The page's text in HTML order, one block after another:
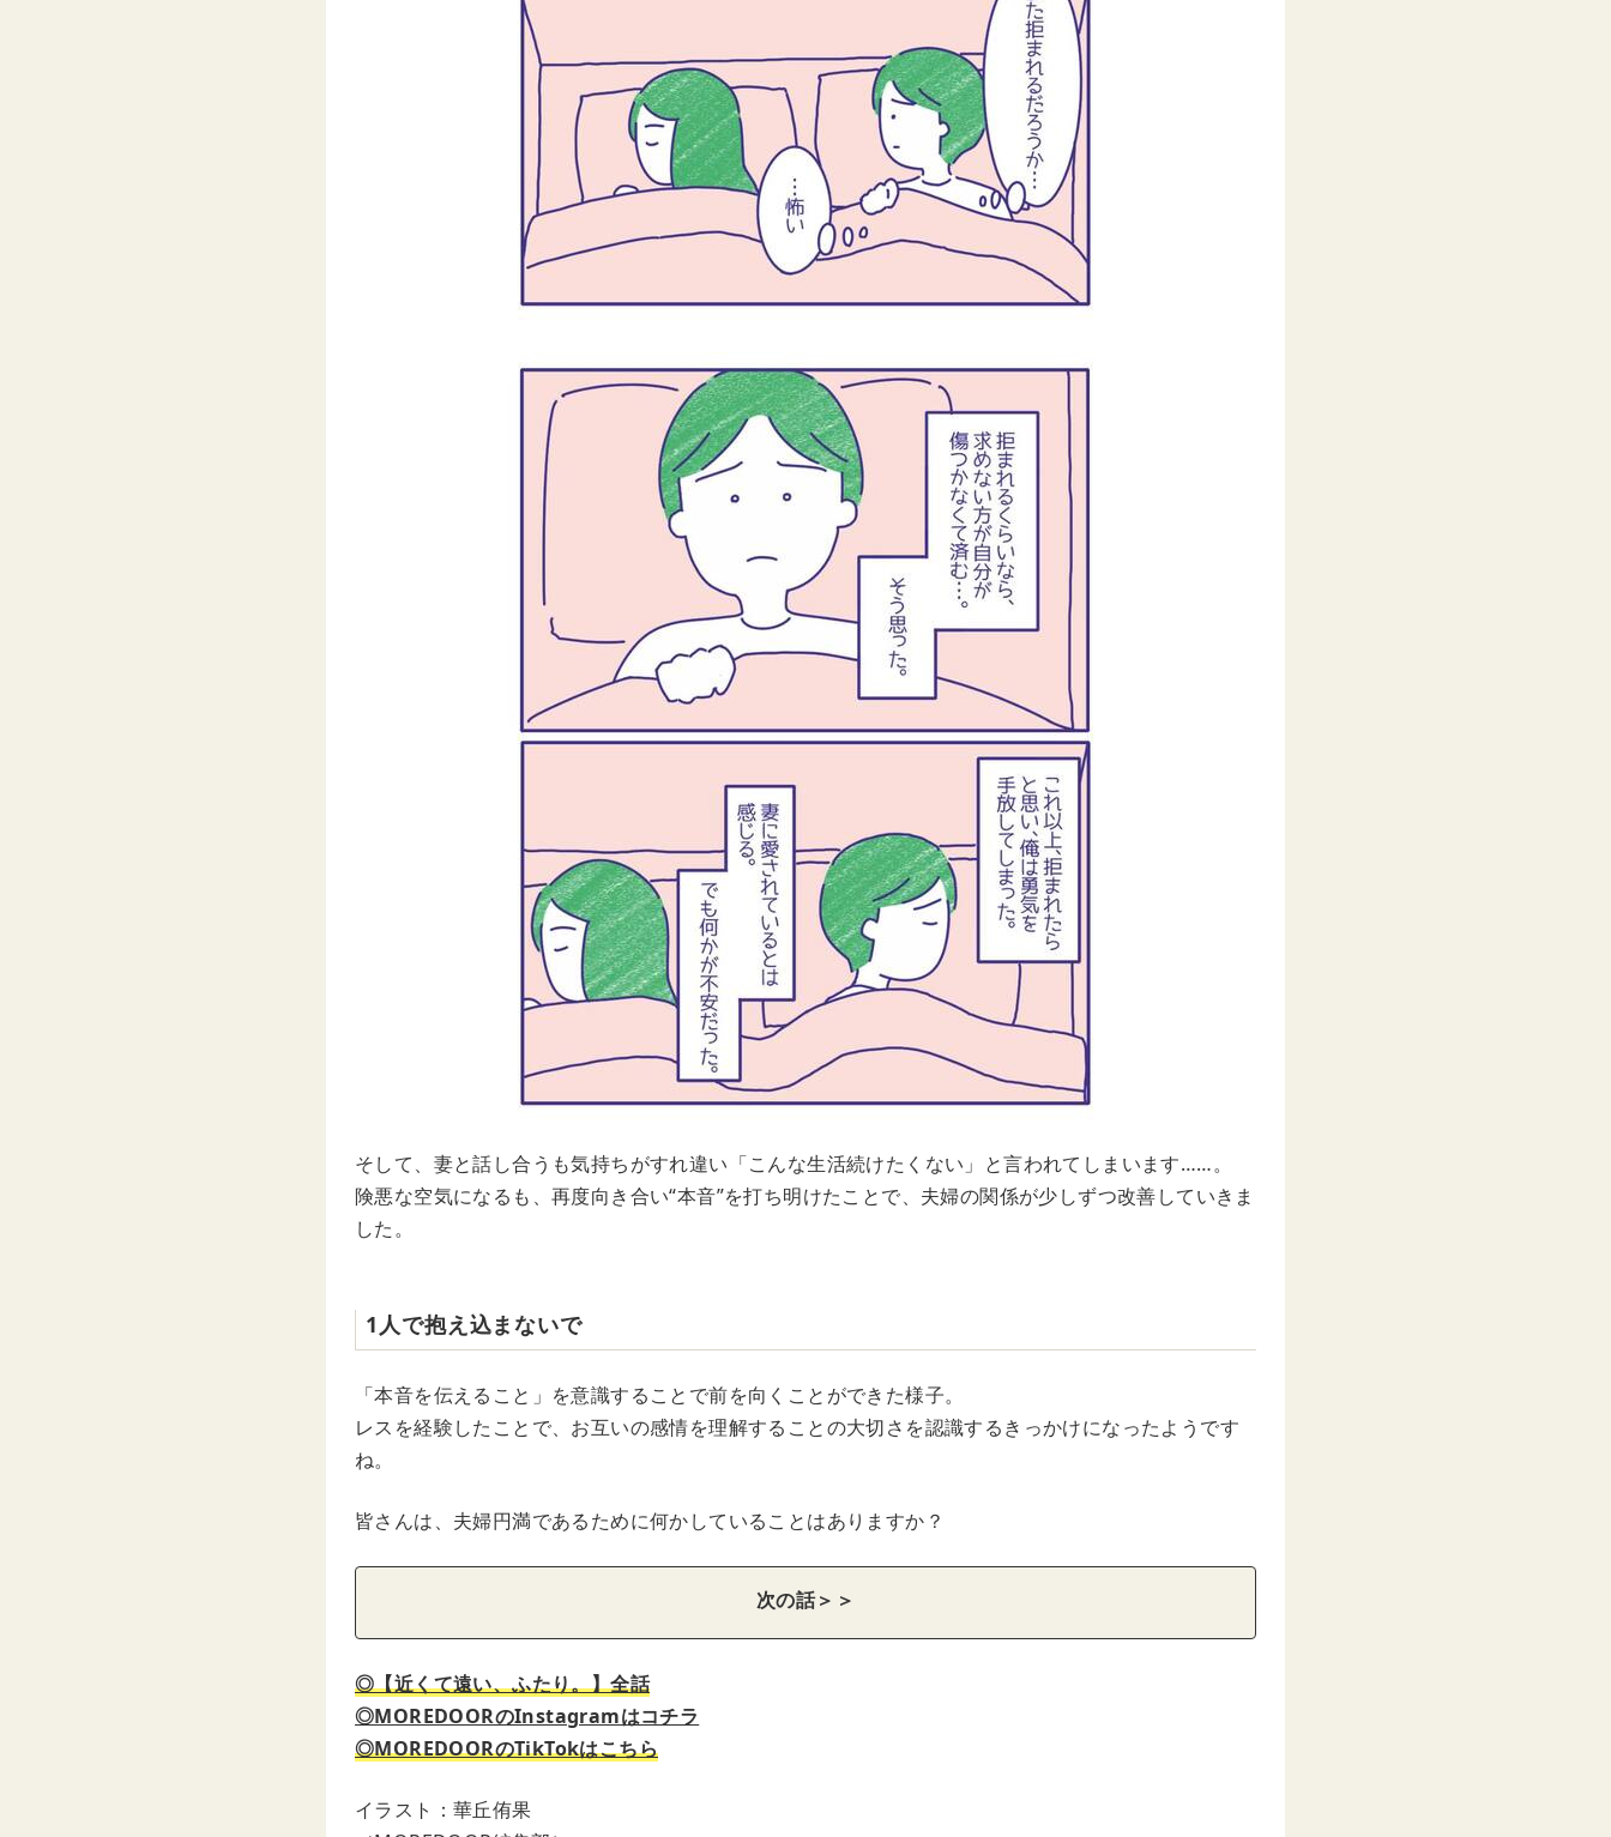
そして、妻と話し合うも気持ちがすれ違い「こんな生活続けたくない」と言われてしまいます……。
険悪な空気になるも、再度向き合い“本音”を打ち明けたことで、夫婦の関係が少しずつ改善していきま
した。
1人で抱え込まないで
「本音を伝えること」を意識することで前を向くことができた様子。
レスを経験したことで、お互いの感情を理解することの大切さを認識するきっかけになったようです
ね。
皆さんは、夫婦円満であるために何かしていることはありますか？
次の話＞＞
◎【近くて遠い、ふたり。】全話
◎MOREDOORのInstagramはコチラ
◎MOREDOORのTikTokはこちら
イラスト：華丘侑果